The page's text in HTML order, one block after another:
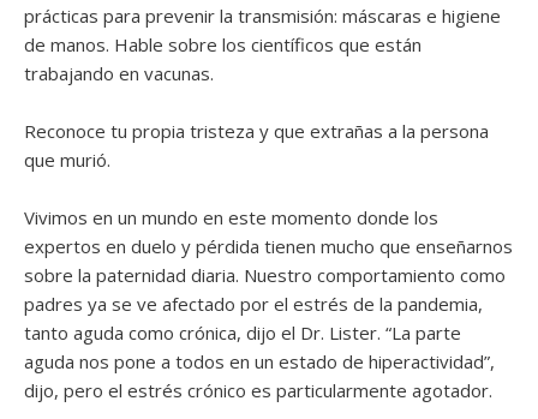
prácticas para prevenir la transmisión: máscaras e higiene
de manos. Hable sobre los científicos que están
trabajando en vacunas.
Reconoce tu propia tristeza y que extrañas a la persona
que murió.
Vivimos en un mundo en este momento donde los
expertos en duelo y pérdida tienen mucho que enseñarnos
sobre la paternidad diaria. Nuestro comportamiento como
padres ya se ve afectado por el estrés de la pandemia,
tanto aguda como crónica, dijo el Dr. Lister. “La parte
aguda nos pone a todos en un estado de hiperactividad”,
dijo, pero el estrés crónico es particularmente agotador.